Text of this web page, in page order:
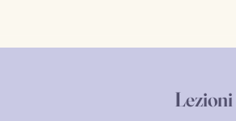
Lezioni